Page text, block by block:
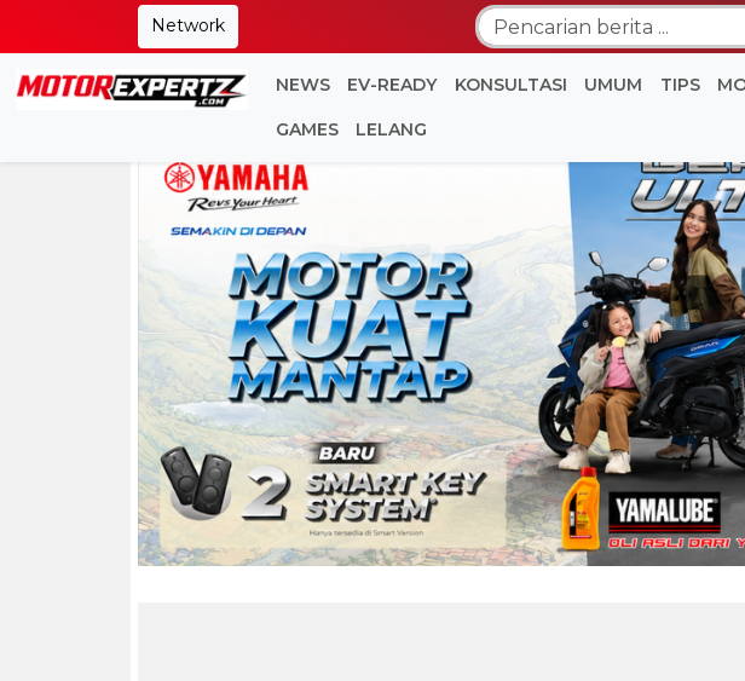
Network
NEWS EV-READY KONSULTASI UMUM TIPS
GAMES LELANG